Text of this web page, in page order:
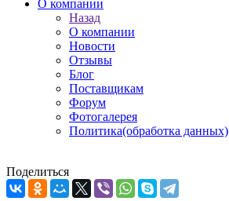
О компании
Назад
О компании
Новости
Отзывы
Блог
Поставщикам
Форум
Фотогалерея
Политика(обработка данных)
Поделиться